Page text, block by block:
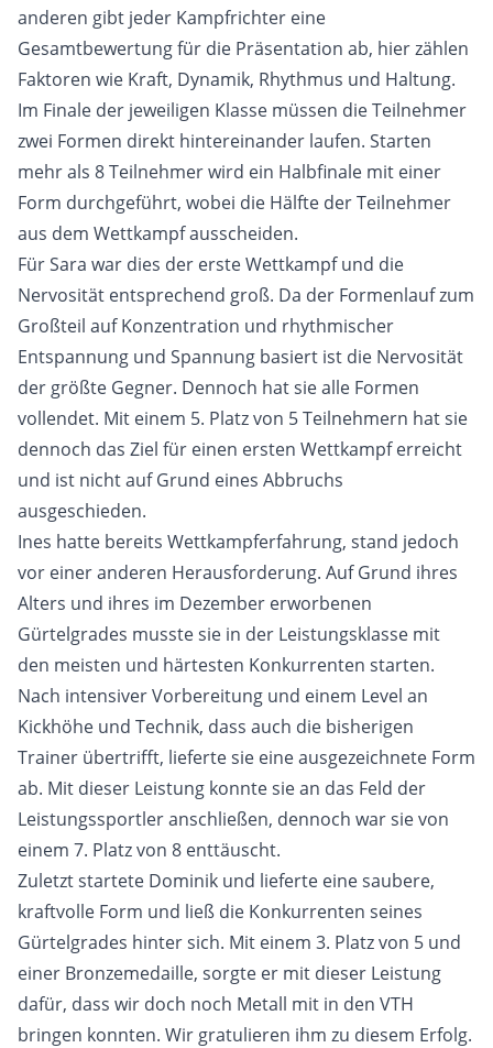
anderen gibt jeder Kampfrichter eine
Gesamtbewertung für die Präsentation ab, hier zählen
Faktoren wie Kraft, Dynamik, Rhythmus und Haltung.
Im Finale der jeweiligen Klasse müssen die Teilnehmer
zwei Formen direkt hintereinander laufen. Starten
mehr als 8 Teilnehmer wird ein Halbfinale mit einer
Form durchgeführt, wobei die Hälfte der Teilnehmer
aus dem Wettkampf ausscheiden.
Für Sara war dies der erste Wettkampf und die
Nervosität entsprechend groß. Da der Formenlauf zum
Großteil auf Konzentration und rhythmischer
Entspannung und Spannung basiert ist die Nervosität
der größte Gegner. Dennoch hat sie alle Formen
vollendet. Mit einem 5. Platz von 5 Teilnehmern hat sie
dennoch das Ziel für einen ersten Wettkampf erreicht
und ist nicht auf Grund eines Abbruchs
ausgeschieden.
Ines hatte bereits Wettkampferfahrung, stand jedoch
vor einer anderen Herausforderung. Auf Grund ihres
Alters und ihres im Dezember erworbenen
Gürtelgrades musste sie in der Leistungsklasse mit
den meisten und härtesten Konkurrenten starten.
Nach intensiver Vorbereitung und einem Level an
Kickhöhe und Technik, dass auch die bisherigen
Trainer übertrifft, lieferte sie eine ausgezeichnete Form
ab. Mit dieser Leistung konnte sie an das Feld der
Leistungssportler anschließen, dennoch war sie von
einem 7. Platz von 8 enttäuscht.
Zuletzt startete Dominik und lieferte eine saubere,
kraftvolle Form und ließ die Konkurrenten seines
Gürtelgrades hinter sich. Mit einem 3. Platz von 5 und
einer Bronzemedaille, sorgte er mit dieser Leistung
dafür, dass wir doch noch Metall mit in den VTH
bringen konnten. Wir gratulieren ihm zu diesem Erfolg.